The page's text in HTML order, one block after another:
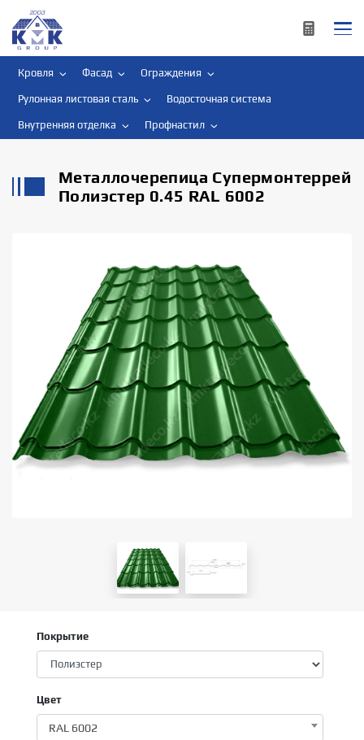
Кровля Фасад Ограждения
Рулонная листовая сталь Водосточная система
Внутренняя отделка Профнастил
Металлочерепица Супермонтеррей
Полиэстер 0.45 RAL 6002
Покрытие
Цвет
RAL 6002